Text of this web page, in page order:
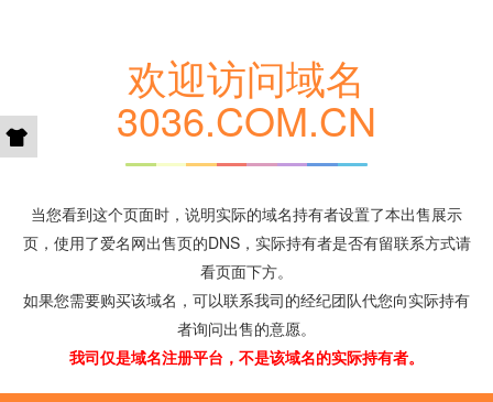
欢迎访问域名
3036.COM.CN
当您看到这个页面时，说明实际的域名持有者设置了本出售展示
页，使用了爱名网出售页的DNS，实际持有者是否有留联系方式请
看页面下方。
如果您需要购买该域名，可以联系我司的经纪团队代您向实际持有
者询问出售的意愿。
我司仅是域名注册平台，不是该域名的实际持有者。